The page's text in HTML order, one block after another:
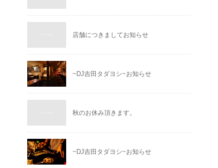
店舗につきましてお知らせ
~DJ吉田タダヨシ~お知らせ
秋のお休み頂きます。
~DJ吉田タダヨシ~お知らせ